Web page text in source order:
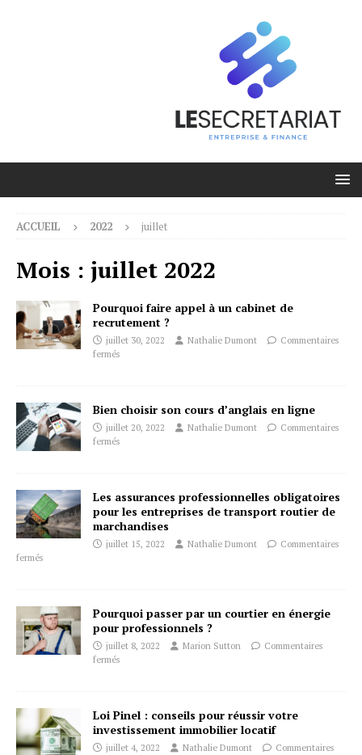
ACCUEIL 2022 juillet
Mois : juillet 2022
Pourquoi faire appel à un cabinet de
recrutement ?
juillet 30, 2022 Nathalie Dumont
Commentaires
fermés
Bien choisir son cours d’anglais en ligne
juillet 20, 2022 Nathalie Dumont
Commentaires
fermés
Les assurances professionnelles obligatoires
pour les entreprises de transport routier de
marchandises
juillet 15, 2022 Nathalie Dumont
Commentaires
fermés
Pourquoi passer par un courtier en énergie
pour professionnels ?
juillet 8, 2022 Marion Sutton
Commentaires
fermés
Loi Pinel : conseils pour réussir votre
investissement immobilier locatif
juillet 4, 2022 Nathalie Dumont
Commentaires